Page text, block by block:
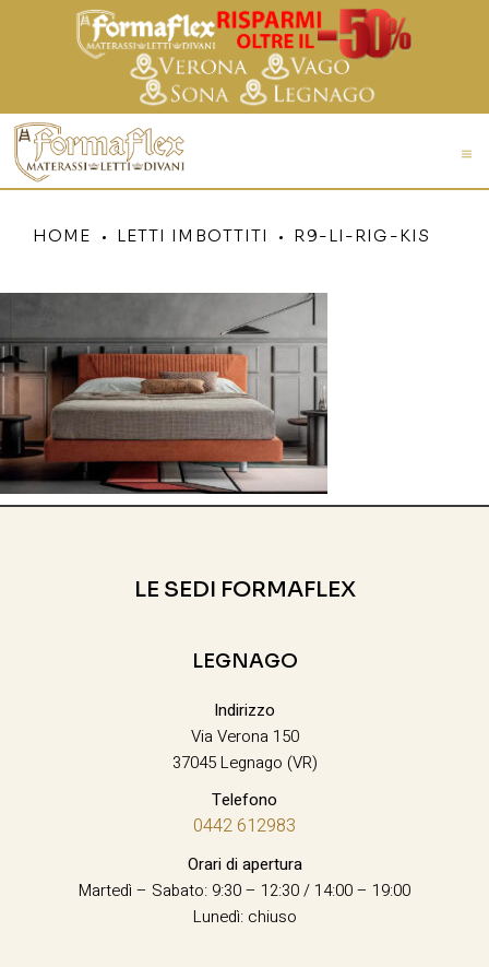
HOME LETTI IMBOTTITI R9-LI-RIG-KIS
LE SEDI FORMAFLEX
LEGNAGO
Indirizzo
Via Verona 150
37045 Legnago (VR)
Telefono
0442 612983
Orari di apertura
Martedì – Sabato: 9:30 – 12:30 / 14:00 – 19:00
Lunedì: chiuso